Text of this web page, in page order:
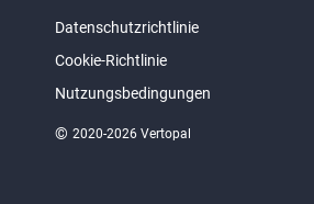
Datenschutzrichtlinie
Cookie-Richtlinie
Nutzungsbedingungen
© 2020-2026 Vertopal